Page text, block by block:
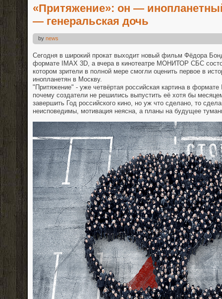
«Притяжение»: он —
— генеральская дочь
by news
Сегодня в широкий прокат выходит новый фильм Фёдора
формате IMAX 3D, а вчера в кинотеатре МОНИТОР СБС
котором зрители в полной мере смогли оценить первое в
инопланетян в Москву.
"Притяжение" - уже четвёртая российская картина в
почему создатели не решились выпустить её хотя бы
завершить Год российского кино, но уж что сделано, то
неисповедимы, мотивация неясна, а планы на будущее